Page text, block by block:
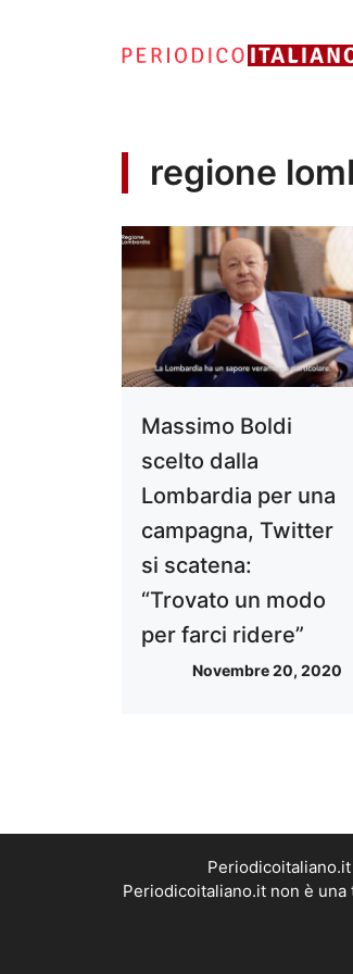
regione
Massimo Boldi
scelto dalla
Lombardia per una
campagna, Twitter
si scatena:
“Trovato un modo
per farci ridere”
Novembre 20, 2020
Periodicoitaliano.it
Periodicoitaliano.it non è